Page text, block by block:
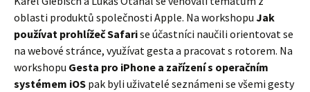
oblasti produktů společnosti Apple. Na workshopu Jak
používat prohlížeč Safarise účastníci naučili orientovat se
na webové stránce, využívat gesta a pracovat s rotorem. Na
workshopu Gesta pro iPhone a zařízení s operačním
systémem iOS pak byli uživatelé seznámeni se všemi gesty